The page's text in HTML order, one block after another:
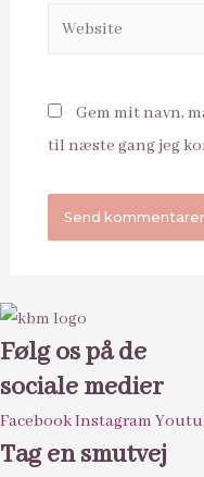
Website
Gem mit navn,
til næste gang jeg
Følg os på de
sociale medier
FacebookInstagram
Tag en smutvej